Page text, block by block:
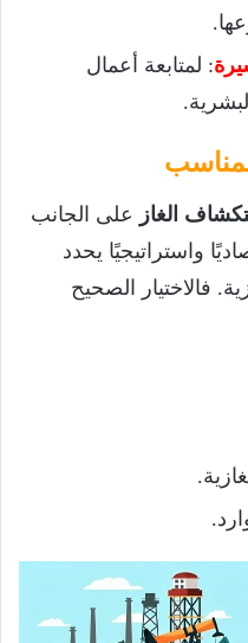
: لمتابعة أعمال
الغاز على الجانب
واستراتيجيًا يحدد
فالاختيار الصحيح